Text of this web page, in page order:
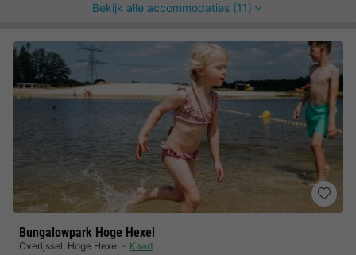
Bekijk alle accommodaties (11)
Bungalowpark Hoge Hexel
Overijssel, Hoge Hexel Kaart